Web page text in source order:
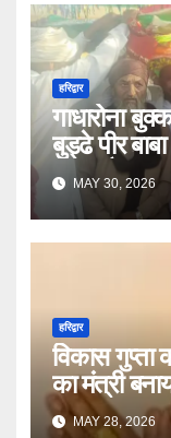
हरिद्वार
गाधारोना
बुड्ढे पीर
अमन चैन
MAY 30, 2026
हरिद्वार
विकास
का मंत्री
MAY 28, 2026